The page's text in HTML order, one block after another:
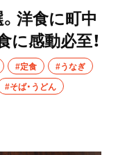
洋食に町中
に感動必至！
#定食
#うなぎ
#そば・うどん